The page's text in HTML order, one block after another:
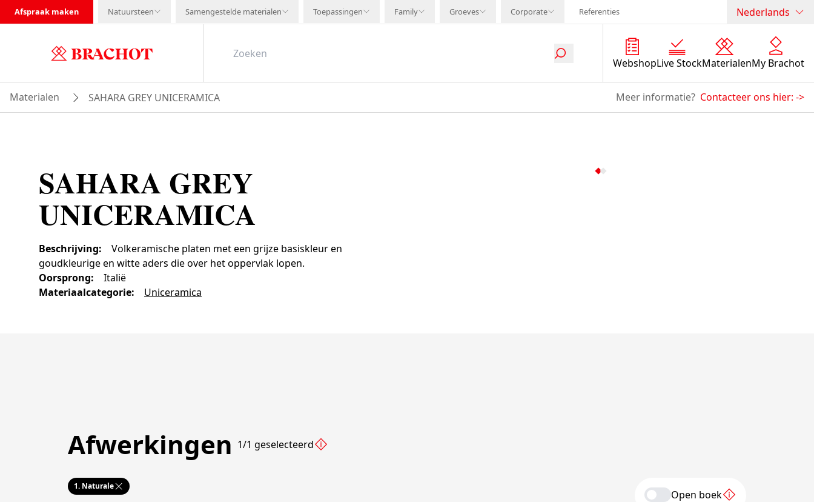
Afspraak maken Natuursteen Samengestelde materialen Toepassingen Family Groeves Corporate Referenties Nederlands
WebshopLive StockMaterialenMy Brachot
Materialen SAHARA GREY UNICERAMICA Meer informatie? Contacteer ons hier: ->
SAHARA GREY
UNICERAMICA
Beschrijving:
Volkeramische platen met een grijze basiskleur en
goudkleurige en witte aders die over het oppervlak lopen.
Oorsprong:
Italië
Materiaalcategorie: Uniceramica
Afwerkingen 1/1 geselecteerd
1. Naturale
Open boek